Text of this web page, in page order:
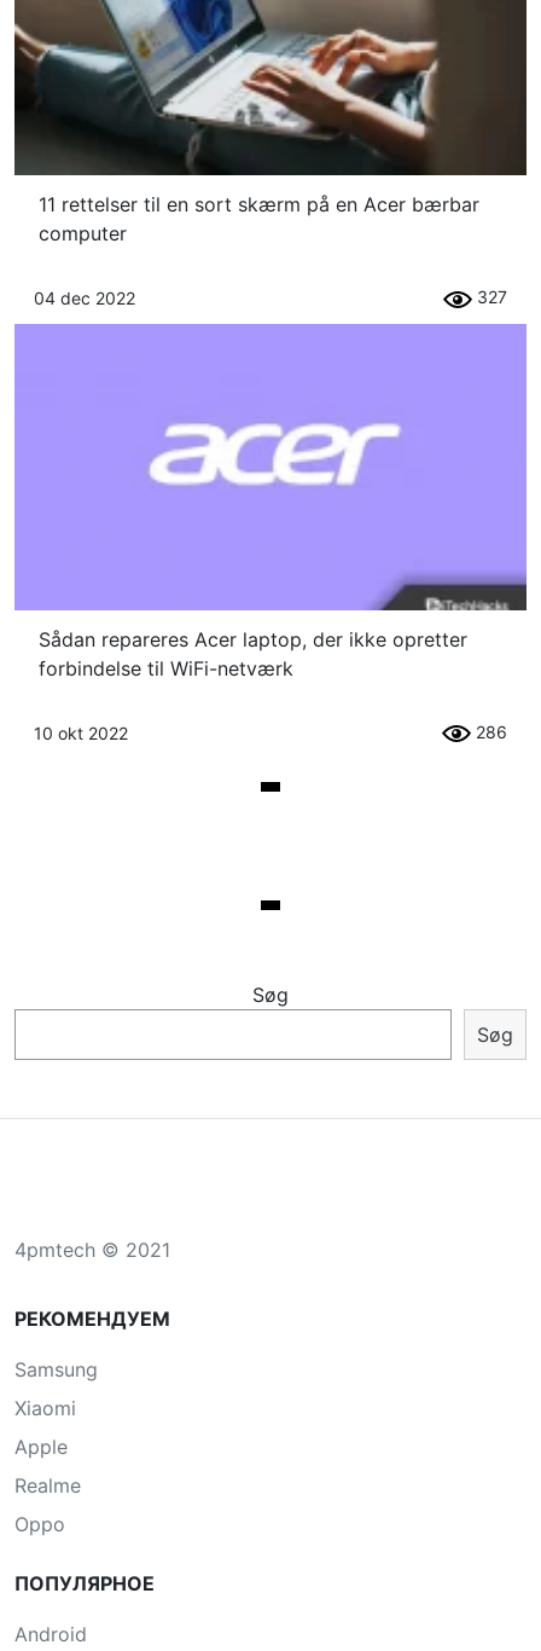
11 rettelser til en sort skærm på en Acer bærbar
computer
04 dec 2022 327
Sådan repareres Acer laptop, der ikke opretter
forbindelse til WiFi-netværk
10 okt 2022 286
Søg
Søg
4pmtech © 2021
РЕКОМЕНДУЕМ
Samsung
Xiaomi
Apple
Realme
Oppo
ПОПУЛЯРНОЕ
Android